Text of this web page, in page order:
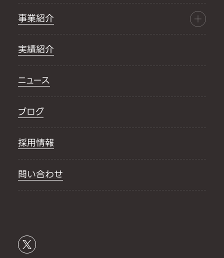
事業紹介
実績紹介
ニュース
ブログ
採用情報
問い合わせ